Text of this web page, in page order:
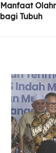
Manfaat
bagi Tubuh